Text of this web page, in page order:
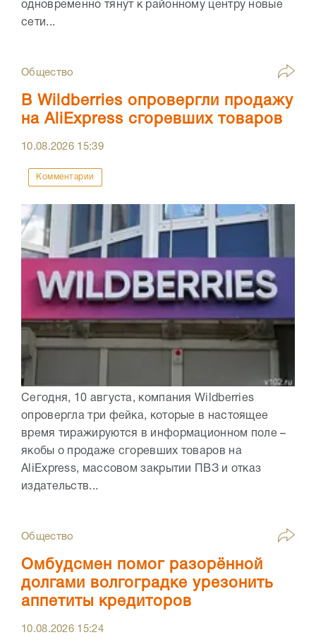
одновременно тянут к районному центру новые
сети...
Общество
В Wildberries опровергли продажу
на AliExpress сгоревших товаров
10.08.2026 15:39
Комментарии
Сегодня, 10 августа, компания Wildberries
опровергла три фейка, которые в настоящее
время тиражируются в информационном поле –
якобы о продаже сгоревших товаров на
AliExpress, массовом закрытии ПВЗ и отказ
издательств...
Общество
Омбудсмен помог разорённой
долгами волгоградке урезонить
аппетиты кредиторов
10.08.2026 15:24